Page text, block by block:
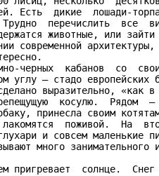
Есть  дикие  лошади-
перечислить  все
животные, или
современной
черных  кабанов  со
углу — стадо европейских
выразительно, «как
косулю.  Рядом
принесла своим
лакомятся  поживой.  На
и совсем маленькие
много занимательного
пригревает  солнце.